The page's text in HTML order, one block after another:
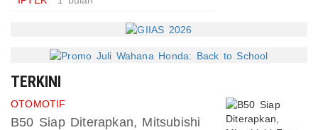
TERKINI
OTOMOTIF
B50 Siap Diterapkan, Mitsubishi